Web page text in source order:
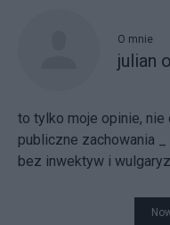
O mnie
julian
to tylko moje opinie, nie
publiczne zachowania
bez inwektyw i